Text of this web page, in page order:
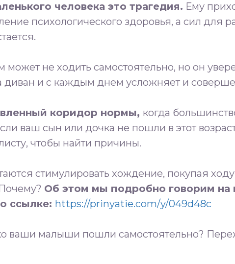
человека это трагедия. Ему
психологического здоровья, а сил для
может не ходить самостоятельно, но он
диван и с каждым днем усложняет и
коридор нормы, когда
ваш сын или дочка не пошли в этот
чтобы найти причины.
стимулировать хождение, покупая
Об этом мы подробно говорим на
ссылке: https://prinyatie.com/y/049d48c
ваши малыши пошли самостоятельно?